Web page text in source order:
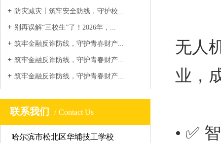
防灾减灾丨筑牢安全防线，守护校...
别再误解“三校生”了！2026年，...
筑牢金融反诈防线，守护青春财产...
筑牢金融反诈防线，守护青春财产...
筑牢金融反诈防线，守护青春财产...
联系我们 Contact Us
哈尔滨市松北区华埔技工学校
无人
业，
• ✅